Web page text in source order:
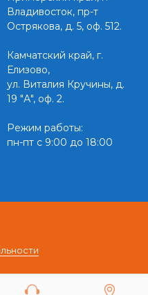
Владивосток, пр-т
Острякова, д. 5, оф. 512.
Камчатский край, г.
Елизово,
ул. Виталия Кручины, д.
19 "А", оф. 2.
Режим работы:
пн-пт с 9:00 до 18:00
сайта -